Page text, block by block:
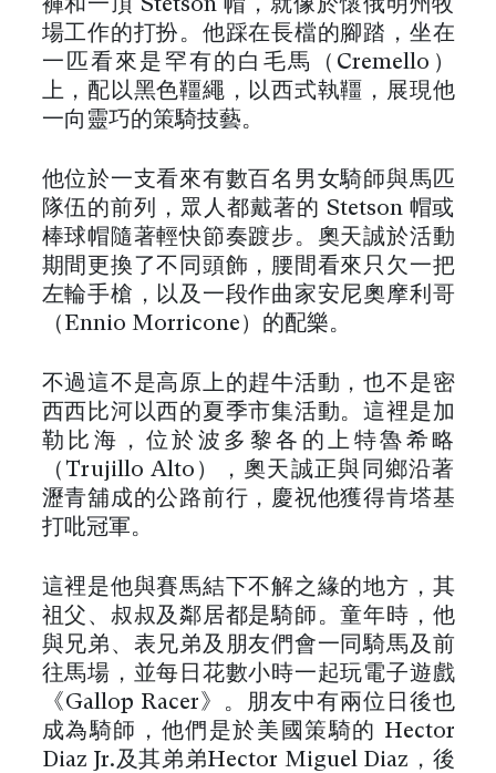
褲和一頂 Stetson 帽，就像於懷俄明州牧
場工作的打扮。他踩在長檔的腳踏，坐在
一匹看來是罕有的白毛馬（Cremello）
上，配以黑色韁繩，以西式執韁，展現他
一向靈巧的策騎技藝。
他位於一支看來有數百名男女騎師與馬匹
隊伍的前列，眾人都戴著的 Stetson 帽或
棒球帽隨著輕快節奏踱步。奧天誠於活動
期間更換了不同頭飾，腰間看來只欠一把
左輪手槍，以及一段作曲家安尼奧摩利哥
（Ennio Morricone）的配樂。
不過這不是高原上的趕牛活動，也不是密
西西比河以西的夏季市集活動。這裡是加
勒比海，位於波多黎各的上特魯希略
（Trujillo Alto），奧天誠正與同鄉沿著
瀝青舖成的公路前行，慶祝他獲得肯塔基
打吡冠軍。
這裡是他與賽馬結下不解之緣的地方，其
祖父、叔叔及鄰居都是騎師。童年時，他
與兄弟、表兄弟及朋友們會一同騎馬及前
往馬場，並每日花數小時一起玩電子遊戲
《Gallop Racer》。朋友中有兩位日後也
成為騎師，他們是於美國策騎的 Hector
Diaz Jr.及其弟弟Hector Miguel Diaz，後